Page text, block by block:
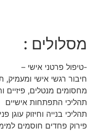
מסלולים :
-טיפול פרטני אישי –
חיבור רגשי אישי ומעמיק,
מחסומים מנטלים, פיזיים
תהליכי התפתחות אישיים
תהליכי בנייה וחיזוק עוגן
פירוק פחדים חוסמים